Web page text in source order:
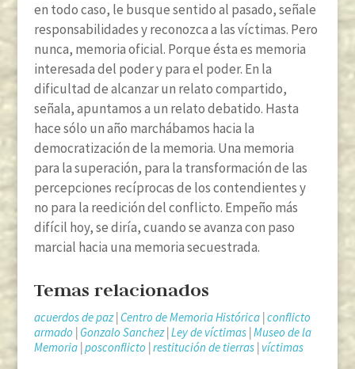
en todo caso, le busque sentido al pasado, señale
responsabilidades y reconozca a las víctimas. Pero
nunca, memoria oficial. Porque ésta es memoria
interesada del poder y para el poder. En la
dificultad de alcanzar un relato compartido,
señala, apuntamos a un relato debatido. Hasta
hace sólo un año marchábamos hacia la
democratización de la memoria. Una memoria
para la superación, para la transformación de las
percepciones recíprocas de los contendientes y
no para la reedición del conflicto. Empeño más
difícil hoy, se diría, cuando se avanza con paso
marcial hacia una memoria secuestrada.
Temas relacionados
acuerdos de paz|Centro de Memoria Histórica|conflicto
armado |Gonzalo Sanchez|Ley de víctimas|Museo de la
Memoria|posconflicto |restitución de tierras| víctimas